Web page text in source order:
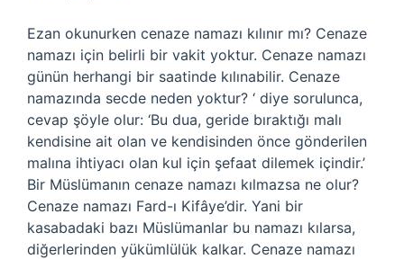
Ezan okunurken cenaze namazı kılınır mı? Cenaze
namazı için belirli bir vakit yoktur. Cenaze namazı
günün herhangi bir saatinde kılınabilir. Cenaze
namazında secde neden yoktur? ‘ diye sorulunca,
cevap şöyle olur: ‘Bu dua, geride bıraktığı malı
kendisine ait olan ve kendisinden önce gönderilen
malına ihtiyacı olan kul için şefaat dilemek içindir.’
Bir Müslümanın cenaze namazı kılmazsa ne olur?
Cenaze namazı Fard-ı Kifâye’dir. Yani bir
kasabadaki bazı Müslümanlar bu namazı kılarsa,
diğerlerinden yükümlülük kalkar. Cenaze namazı